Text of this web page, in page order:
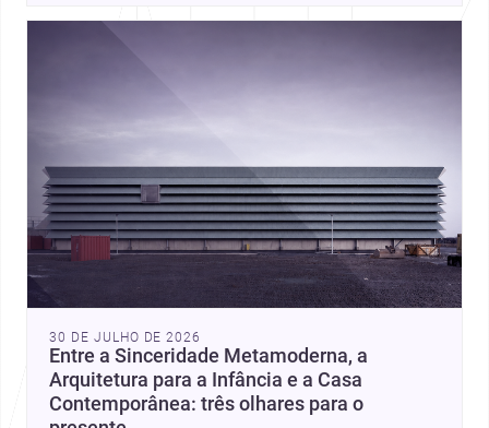
30 DE JULHO DE 2026
Entre a Sinceridade Metamoderna, a
Arquitetura para a Infância e a Casa
Contemporânea: três olhares para o